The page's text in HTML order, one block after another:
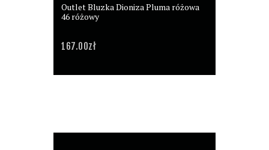
Outlet Bluzka Dioniza Pluma różowa
46 różowy
167.00zł